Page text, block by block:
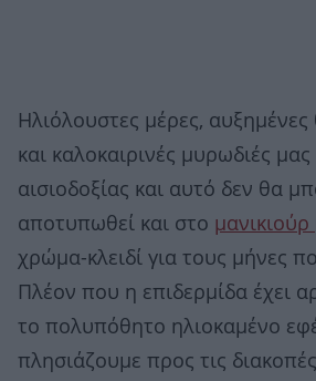
Ηλιόλουστες μέρες, αυξημένες
και καλοκαιρινές μυρωδιές
αισιοδοξίας και αυτό δεν θα
αποτυπωθεί και στο μανικιούρ
χρώμα-κλειδί για τους μήνες
Πλέον που η επιδερμίδα έχει
το πολυπόθητο ηλιοκαμένο
πλησιάζουμε προς τις